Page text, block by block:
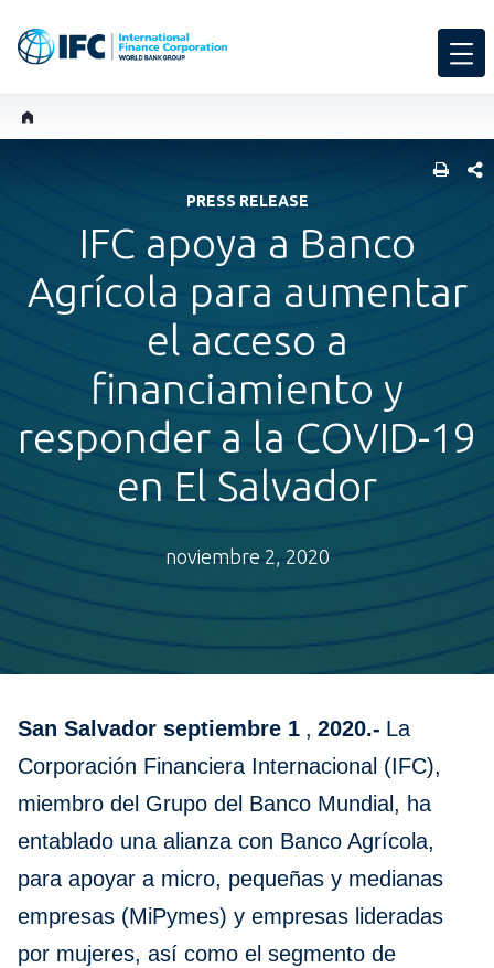
PRESS RELEASE
IFC apoya a Banco
Agrícola para aumentar
el acceso a
financiamiento y
responder a la COVID-19
en El Salvador
noviembre 2, 2020
San Salvador septiembre 1 , 2020.- La
Corporación Financiera Internacional (IFC),
miembro del Grupo del Banco Mundial, ha
entablado una alianza con Banco Agrícola,
para apoyar a micro, pequeñas y medianas
empresas (MiPymes) y empresas lideradas
por mujeres, así como el segmento de